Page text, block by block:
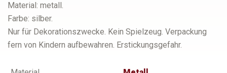
Material: metall.
Farbe: silber.
Nur für Dekorationszwecke. Kein Spielzeug. Verpackung
fern von Kindern aufbewahren. Erstickungsgefahr.